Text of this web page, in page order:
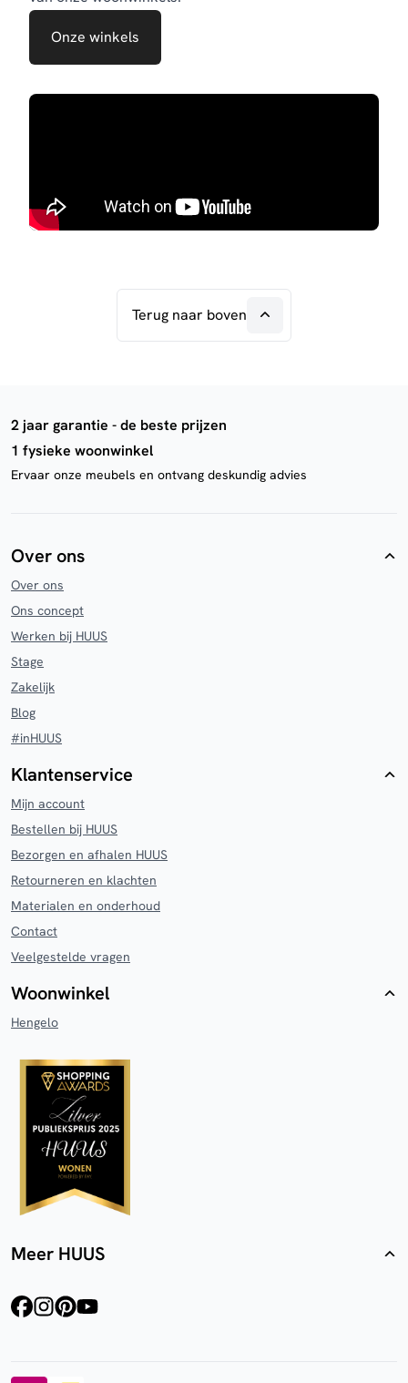
Onze winkels
Terug naar boven
2 jaar garantie - de beste prijzen
1 fysieke woonwinkel
Ervaar onze meubels en ontvang deskundig advies
Over ons
Over ons
Ons concept
Werken bij HUUS
Stage
Zakelijk
Blog
#inHUUS
Klantenservice
Mijn account
Bestellen bij HUUS
Bezorgen en afhalen HUUS
Retourneren en klachten
Materialen en onderhoud
Contact
Veelgestelde vragen
Woonwinkel
Hengelo
Meer HUUS
facebookinstagram
pinterest
youtube